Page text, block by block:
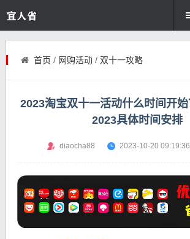
首页 / 网购活动/ 双十一攻略
2023淘宝双十一活动什么时间开
2023具体时间安排
diaocha88 2023-10-20 09:19:36